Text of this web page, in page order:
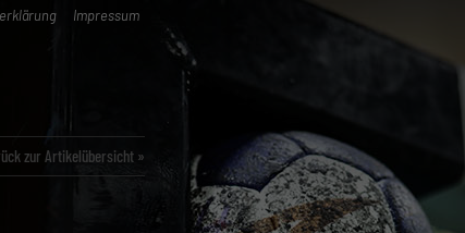
Impressum
zur Artikelübersicht »